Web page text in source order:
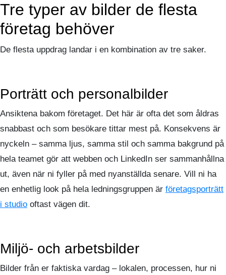
Tre typer av bilder de flesta
företag behöver
De flesta uppdrag landar i en kombination av tre saker.
Porträtt och personalbilder
Ansiktena bakom företaget. Det här är ofta det som åldras
snabbast och som besökare tittar mest på. Konsekvens är
nyckeln – samma ljus, samma stil och samma bakgrund på
hela teamet gör att webben och LinkedIn ser sammanhållna
ut, även när ni fyller på med nyanställda senare. Vill ni ha
en enhetlig look på hela ledningsgruppen är företagsporträtt
i studio oftast vägen dit.
Miljö- och arbetsbilder
Bilder från er faktiska vardag – lokalen, processen, hur ni